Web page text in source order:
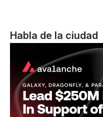
Habla de la ciudad